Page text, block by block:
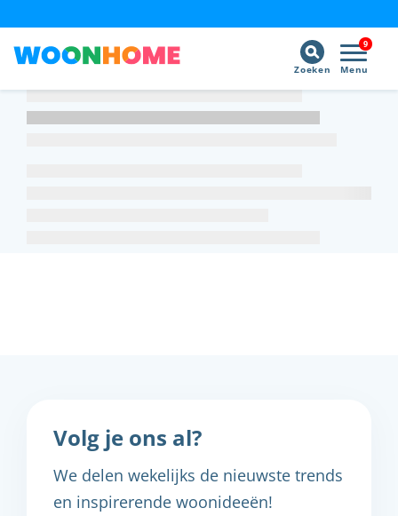
9
Menu
Zoeken
Volg je ons al?
We delen wekelijks de nieuwste trends
en inspirerende woonideeën!